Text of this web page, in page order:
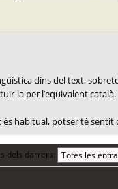
dins del text,
la per l’equivalent català.
habitual, potser té
dels darrers: